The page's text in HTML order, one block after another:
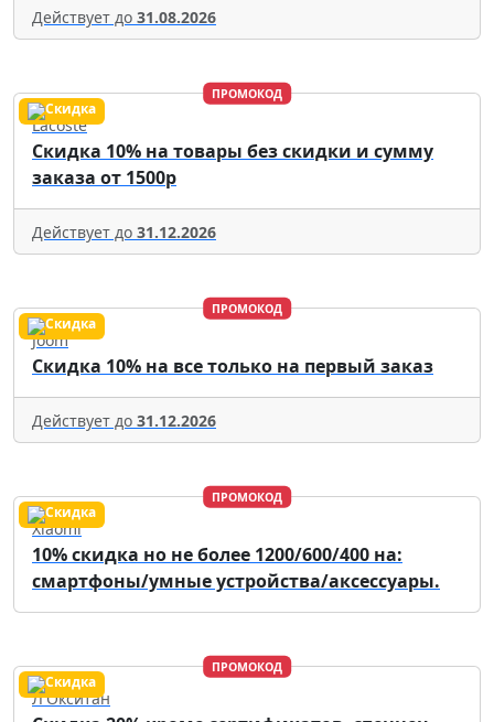
Действует до 31.08.2026
ПРОМОКОД
Lacoste
Скидка 10% на товары без скидки и сумму
заказа от 1500р
Действует до 31.12.2026
ПРОМОКОД
Joom
Скидка 10% на все только на первый заказ
Действует до 31.12.2026
ПРОМОКОД
Xiaomi
10% скидка но не более 1200/600/400 на:
смартфоны/умные устройства/аксессуары.
ПРОМОКОД
Л'Окситан